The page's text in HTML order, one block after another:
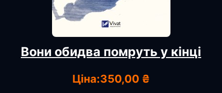
Вони обидва помруть у кінці
Ціна:350,00 ₴